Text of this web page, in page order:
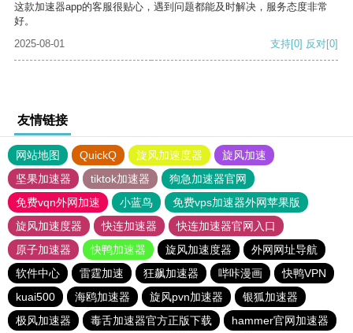
这款加速器app的客服很贴心，遇到问题都能及时解决，服务态度非常
好。
2025-08-01
支持[0] 反对[0]
友情链接
网站地图 QuickQ 旋风加速度器
旋风加速
坚果加速器
tiktok加速器
狗急加速器官网
免费vqn外网加速
小蓝鸟
免费vps加速器外网苹果版
旋风加速度器
快连加速器
快连加速器官网入口
原子加速器
快鸭加速器 旋风加速度器
外网网址导航
软件中心
雷霆加速 狂飙加速器 哔咔漫画
快鸭VPN
kuai500
海鸥加速器 旋风pvn加速器
银狐加速器
极风加速器
毒舌加速器官方正版下载
hammer官网加速器